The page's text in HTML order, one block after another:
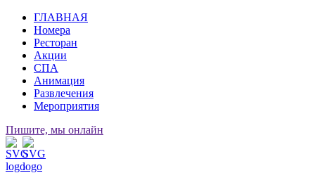
ГЛАВНАЯ
Номера
Ресторан
Акции
СПА
Анимация
Развлечения
Мероприятия
Пишите, мы онлайн